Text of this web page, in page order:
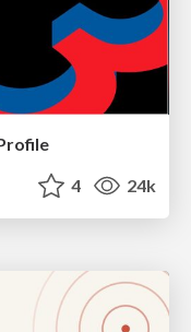
4 24k